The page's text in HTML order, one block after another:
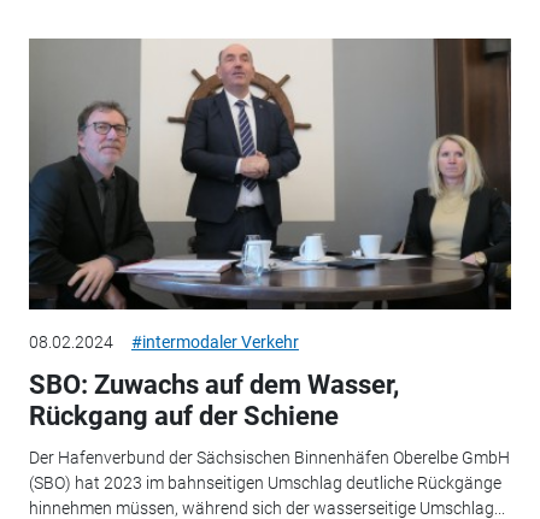
08.02.2024 #intermodaler Verkehr
SBO: Zuwachs auf dem Wasser,
Rückgang auf der Schiene
Der Hafenverbund der Sächsischen Binnenhäfen Oberelbe GmbH
(SBO) hat 2023 im bahnseitigen Umschlag deutliche Rückgänge
hinnehmen müssen, während sich der wasserseitige Umschlag...